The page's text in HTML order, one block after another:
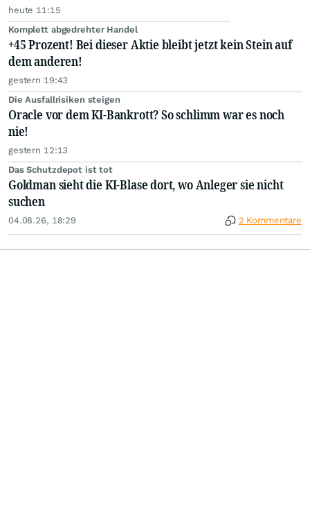
heute 11:15
Komplett abgedrehter Handel
+45 Prozent! Bei dieser Aktie bleibt jetzt kein Stein auf
dem anderen!
gestern 19:43
Die Ausfallrisiken steigen
Oracle vor dem KI-Bankrott? So schlimm war es noch
nie!
gestern 12:13
Das Schutzdepot ist tot
Goldman sieht die KI-Blase dort, wo Anleger sie nicht
suchen
04.08.26, 18:29 2 Kommentare